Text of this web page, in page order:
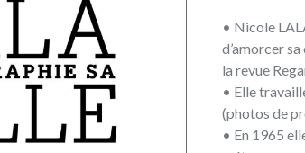
• Nicole
d’amorcer
la revue
• Elle
(photos de
• En 1965